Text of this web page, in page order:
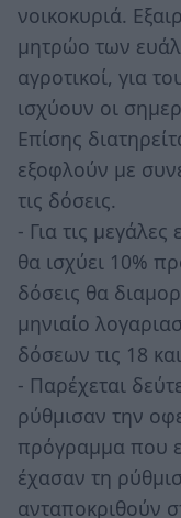
νοικοκυριά.
μητρώο των
αγροτικοί, για
ισχύουν οι
Επίσης
εξοφλούν με
τις δόσεις.
- Για τις μεγάλες
θα ισχύει 10%
δόσεις θα
μηνιαίο
δόσεων τις 18
- Παρέχεται
ρύθμισαν την
πρόγραμμα που
έχασαν τη
ανταποκριθούν